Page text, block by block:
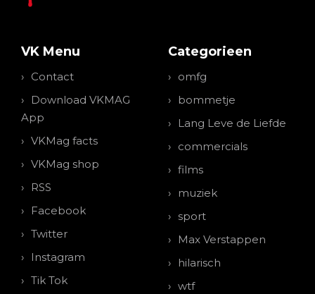
VK Menu
Contact
Download VKMAG
App
VKMag facts
VKMag shop
RSS
Facebook
Twitter
Instagram
Tik Tok
Categorieen
omfg
bommetje
Lang Leve de Liefde
commercials
films
muziek
sport
Max Verstappen
hilarisch
wtf